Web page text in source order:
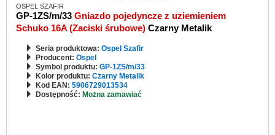
OSPEL SZAFIR
GP-1ZS/m/33 Gniazdo pojedyncze z uziemieniem
Schuko 16A (Zaciski śrubowe) Czarny Metalik
Seria produktowa: Ospel Szafir
Producent: Ospel
Symbol produktu: GP-1ZS/m/33
Kolor produktu: Czarny Metalik
Kod EAN: 5906729013534
Dostępność: Można zamawiać